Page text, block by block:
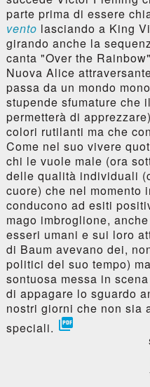
parte prima di essere
vento lasciando a King
girando anche la
canta "Over the
Nuova Alice
passa da un mondo
stupende sfumature che
permetterà di
colori rutilanti ma che
Come nel suo vivere
chi le vuole male (ora
delle qualità individuali
cuore) che nel momento
conducono ad esiti
mago imbroglione,
esseri umani e sui loro
di Baum avevano dei,
politici del suo tempo)
sontuosa messa in
di appagare lo sguardo
nostri giorni che non sia
speciali. 